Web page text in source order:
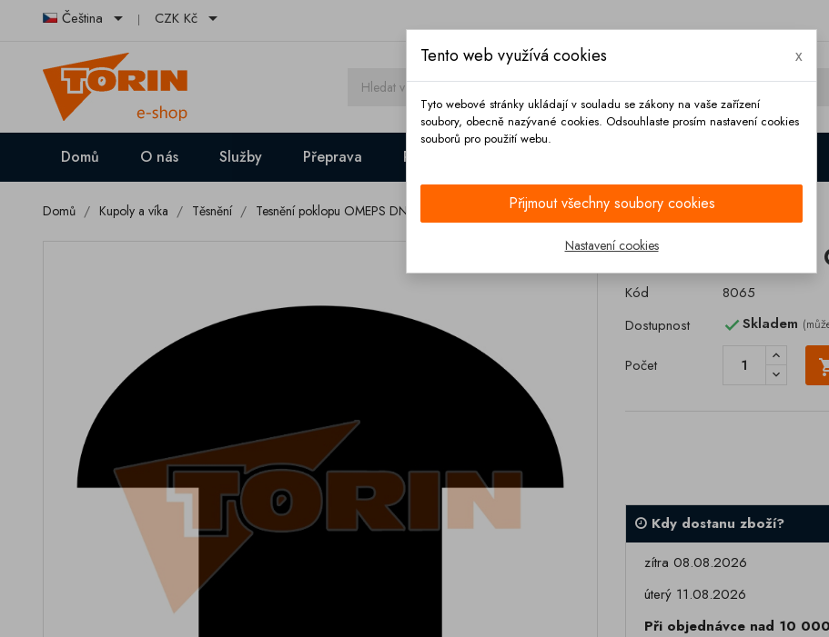
Čeština  CZK Kč 
Domů O nás Služby Přeprava Platba
Domů Kupoly a víka Těsnění Tesnění poklopu OMEPS DN 450 hřib
Tesnění poklopu
Kód
8065
Dostupnost
Skladem
Počet
Kdy dostanu zboží?
zítra 08.08.2026
úterý 11.08.2026
Při objednávce nad 10
Tento web využívá cookies x
Tyto webové stránky ukládají v souladu se zákony na vaše zařízení
soubory, obecně nazývané cookies. Odsouhlaste prosím nastavení cookies
souborů pro použití webu.
Přijmout všechny soubory cookies
Nastavení cookies